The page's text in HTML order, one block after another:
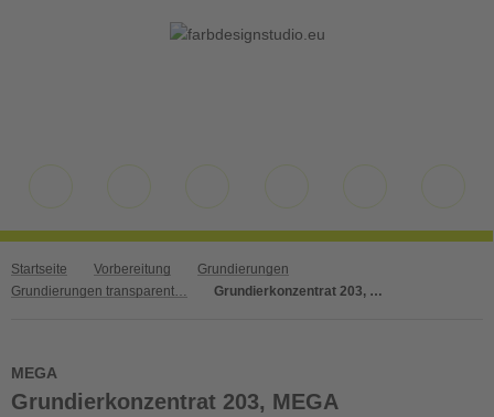
Startseite Vorbereitung
Grundierungen
Grundierungen transparent wasserbasierend
Grundierkonzentrat 203, MEGA
MEGA
Grundierkonzentrat 203, MEGA